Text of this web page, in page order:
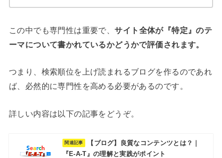
この中でも専門性は重要で、サイト全体が『特定』のテ
ーマについて書かれているかどうかで評価されます。
つまり、検索順位を上げ読まれるブログを作るのであれ
ば、必然的に専門性を高める必要があるのです。
詳しい内容は以下の記事をどうぞ。
【ブログ】良質なコンテンツとは？｜
『E-A-T』の理解と実践がポイント